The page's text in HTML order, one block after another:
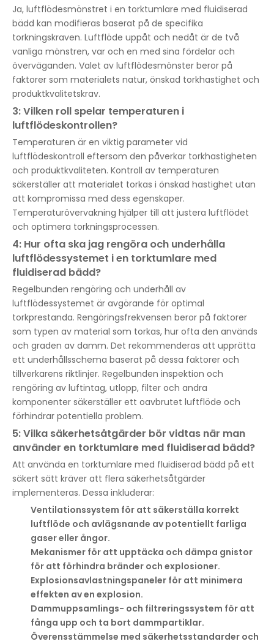
Ja, luftflödesmönstret i en torktumlare med fluidiserad
bädd kan modifieras baserat på de specifika
torkningskraven. Luftflöde uppåt och nedåt är de två
vanliga mönstren, var och en med sina fördelar och
överväganden. Valet av luftflödesmönster beror på
faktorer som materialets natur, önskad torkhastighet och
produktkvalitetskrav.
3: Vilken roll spelar temperaturen i
luftflödeskontrollen?
Temperaturen är en viktig parameter vid
luftflödeskontroll eftersom den påverkar torkhastigheten
och produktkvaliteten. Kontroll av temperaturen
säkerställer att materialet torkas i önskad hastighet utan
att kompromissa med dess egenskaper.
Temperaturövervakning hjälper till att justera luftflödet
och optimera torkningsprocessen.
4: Hur ofta ska jag rengöra och underhålla
luftflödessystemet i en torktumlare med
fluidiserad bädd?
Regelbunden rengöring och underhåll av
luftflödessystemet är avgörande för optimal
torkprestanda. Rengöringsfrekvensen beror på faktorer
som typen av material som torkas, hur ofta den används
och graden av damm. Det rekommenderas att upprätta
ett underhållsschema baserat på dessa faktorer och
tillverkarens riktlinjer. Regelbunden inspektion och
rengöring av luftintag, utlopp, filter och andra
komponenter säkerställer ett oavbrutet luftflöde och
förhindrar potentiella problem.
5: Vilka säkerhetsåtgärder bör vidtas när man
använder en torktumlare med fluidiserad bädd?
Att använda en torktumlare med fluidiserad bädd på ett
säkert sätt kräver att flera säkerhetsåtgärder
implementeras. Dessa inkluderar:
Ventilationssystem för att säkerställa korrekt
luftflöde och avlägsnande av potentiellt farliga
gaser eller ångor.
Mekanismer för att upptäcka och dämpa gnistor
för att förhindra bränder och explosioner.
Explosionsavlastningspaneler för att minimera
effekten av en explosion.
Dammuppsamlings- och filtreringssystem för att
fånga upp och ta bort dammpartiklar.
Överensstämmelse med säkerhetsstandarder och